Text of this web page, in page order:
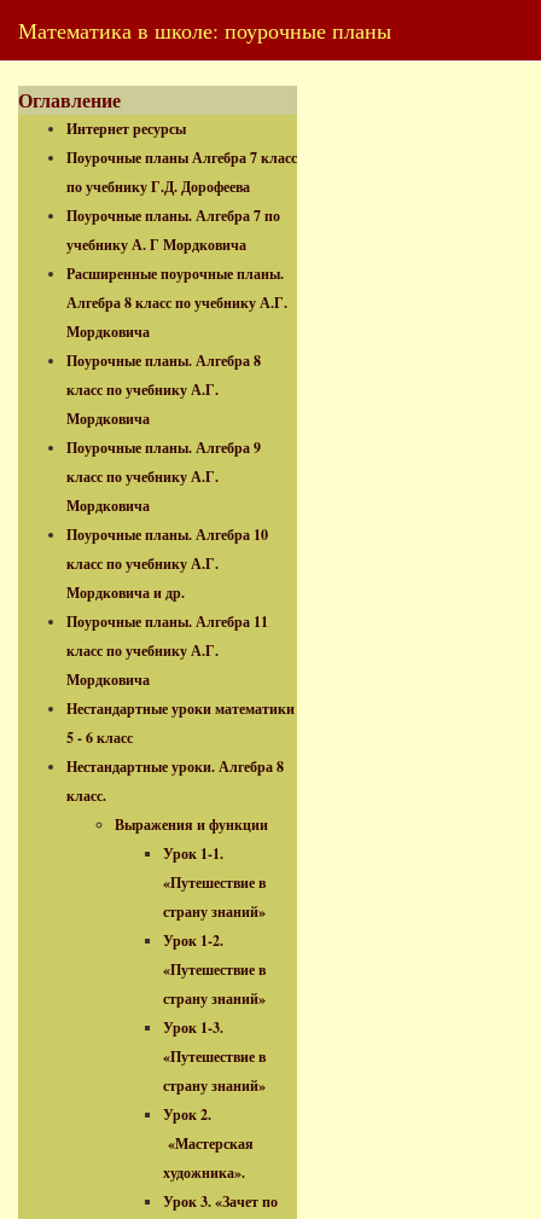
Математика в школе: поурочные планы
Оглавление
Интернет ресурсы
Поурочные планы Алгебра 7 класс
по учебнику Г.Д. Дорофеева
Поурочные планы. Алгебра 7 по
учебнику А. Г Мордковича
Расширенные поурочные планы.
Алгебра 8 класс по учебнику А.Г.
Мордковича
Поурочные планы. Алгебра 8
класс по учебнику А.Г.
Мордковича
Поурочные планы. Алгебра 9
класс по учебнику А.Г.
Мордковича
Поурочные планы. Алгебра 10
класс по учебнику А.Г.
Мордковича и др.
Поурочные планы. Алгебра 11
класс по учебнику А.Г.
Мордковича
Нестандартные уроки математики
5 - 6 класс
Нестандартные уроки. Алгебра 8
класс.
Выражения и функции
Урок 1-1.
«Путешествие в
страну знаний»
Урок 1-2.
«Путешествие в
страну знаний»
Урок 1-3.
«Путешествие в
страну знаний»
Урок 2.
«Мастерская
художника».
Урок 3. «Зачет по